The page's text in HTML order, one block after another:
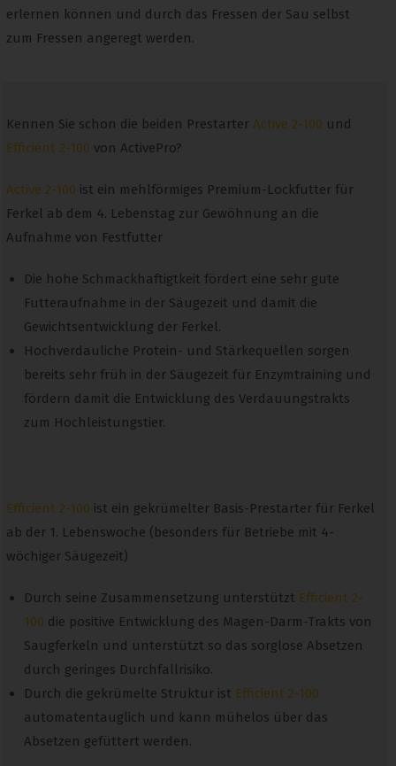
erlernen können und durch das Fressen der Sau selbst
zum Fressen angeregt werden.
Kennen Sie schon die beiden Prestarter Active 2-100 und
Efficient 2-100 von ActivePro?
Active 2-100 ist ein mehlförmiges Premium-Lockfutter für
Ferkel ab dem 4. Lebenstag zur Gewöhnung an die
Aufnahme von Festfutter
Die hohe Schmackhaftigtkeit fördert eine sehr gute
Futteraufnahme in der Säugezeit und damit die
Gewichtsentwicklung der Ferkel.
Hochverdauliche Protein- und Stärkequellen sorgen
bereits sehr früh in der Säugezeit für Enzymtraining und
fördern damit die Entwicklung des Verdauungstrakts
zum Hochleistungstier.
Efficient 2-100 ist ein gekrümelter Basis-Prestarter für Ferkel
ab der 1. Lebenswoche (besonders für Betriebe mit 4-
wöchiger Säugezeit)
Durch seine Zusammensetzung unterstützt Efficient 2-
100 die positive Entwicklung des Magen-Darm-Trakts von
Saugferkeln und unterstützt so das sorglose Absetzen
durch geringes Durchfallrisiko.
Durch die gekrümelte Struktur ist Efficient 2-100
automatentauglich und kann mühelos über das
Absetzen gefüttert werden.